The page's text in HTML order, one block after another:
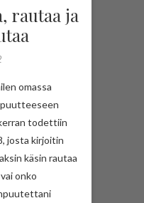
rautaa ja
puutteeseen
todettiin
josta kirjoitin
käsin rautaa
onko